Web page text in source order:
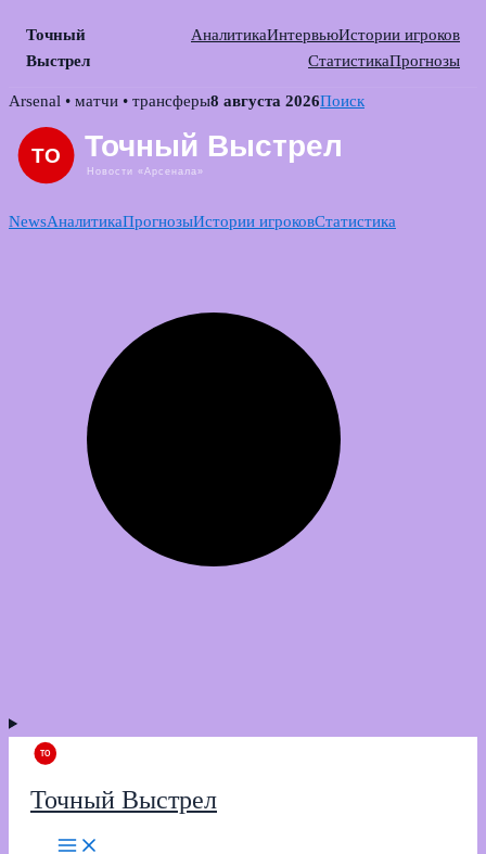
Точный
Выстрел
АналитикаИнтервьюИстории игроков
СтатистикаПрогнозы
Skip
content
Arsenal • матчи • трансферы8 августа 2026Поиск
NewsАналитикаПрогнозыИстории игроковСтатистика
Точный Выстрел